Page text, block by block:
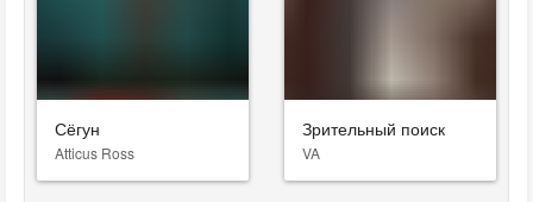
Сёгун
Atticus Ross
Зрительный поиск
VA